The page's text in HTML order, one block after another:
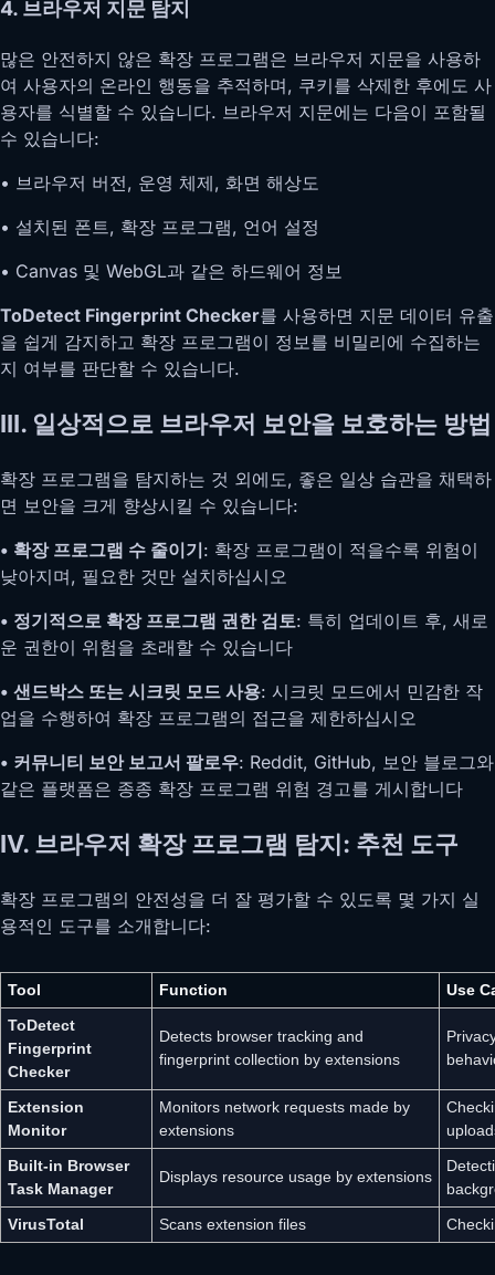
4. 브라우저 지문 탐지
많은 안전하지 않은 확장 프로그램은 브라우저 지문을 사용하
여 사용자의 온라인 행동을 추적하며, 쿠키를 삭제한 후에도 사
용자를 식별할 수 있습니다. 브라우저 지문에는 다음이 포함될
수 있습니다:
• 브라우저 버전, 운영 체제, 화면 해상도
• 설치된 폰트, 확장 프로그램, 언어 설정
• Canvas 및 WebGL과 같은 하드웨어 정보
ToDetect Fingerprint Checker를 사용하면 지문 데이터 유출
을 쉽게 감지하고 확장 프로그램이 정보를 비밀리에 수집하는
지 여부를 판단할 수 있습니다.
III. 일상적으로 브라우저 보안을 보호하는 방법
확장 프로그램을 탐지하는 것 외에도, 좋은 일상 습관을 채택하
면 보안을 크게 향상시킬 수 있습니다:
• 확장 프로그램 수 줄이기: 확장 프로그램이 적을수록 위험이
낮아지며, 필요한 것만 설치하십시오
• 정기적으로 확장 프로그램 권한 검토: 특히 업데이트 후, 새로
운 권한이 위험을 초래할 수 있습니다
• 샌드박스 또는 시크릿 모드 사용: 시크릿 모드에서 민감한 작
업을 수행하여 확장 프로그램의 접근을 제한하십시오
• 커뮤니티 보안 보고서 팔로우: Reddit, GitHub, 보안 블로그와
같은 플랫폼은 종종 확장 프로그램 위험 경고를 게시합니다
IV. 브라우저 확장 프로그램 탐지: 추천 도구
확장 프로그램의 안전성을 더 잘 평가할 수 있도록 몇 가지 실
용적인 도구를 소개합니다:
Tool Function
Use
ToDetect
Fingerprint
Checker
Detects browser tracking and
fingerprint collection by extensions
Extension
Monitor
Monitors network requests made by
extensions
Built-in Browser
Task Manager
Displays resource usage by extensions
VirusTotal
Scans extension files